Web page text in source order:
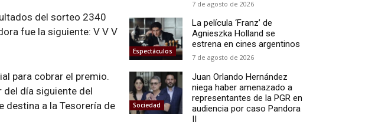
del sorteo 2340
fue la siguiente: V V V
para cobrar el premio.
del día siguiente del
destina a la Tesorería de
7 de agosto de 2026
Espectáculos
La película ‘Franz’ de
Agnieszka Holland se
estrena en cines argentinos
7 de agosto de 2026
Sociedad
Juan Orlando Hernández
niega haber amenazado a
representantes de la PGR en
audiencia por caso Pandora
II